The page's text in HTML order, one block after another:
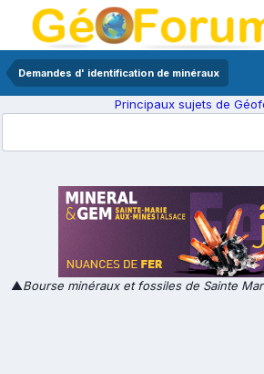
Demandes d' identification de minéraux
Principaux sujets de
▲Bourse minéraux et fossiles de Sainte